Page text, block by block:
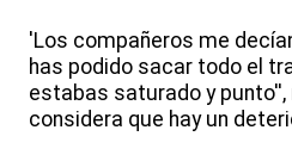
'Los compañeros me
has podido sacar todo el
estabas saturado y punto'',
considera que hay un